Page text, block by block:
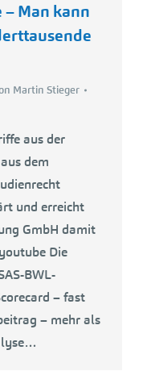
Man kann
Martin Stieger
aus der
dem
und erreicht
GmbH damit
Die
BWL-
– fast
– mehr als